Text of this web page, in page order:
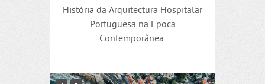
História da Arquitectura Hospitalar
Portuguesa na Época
Contemporânea.